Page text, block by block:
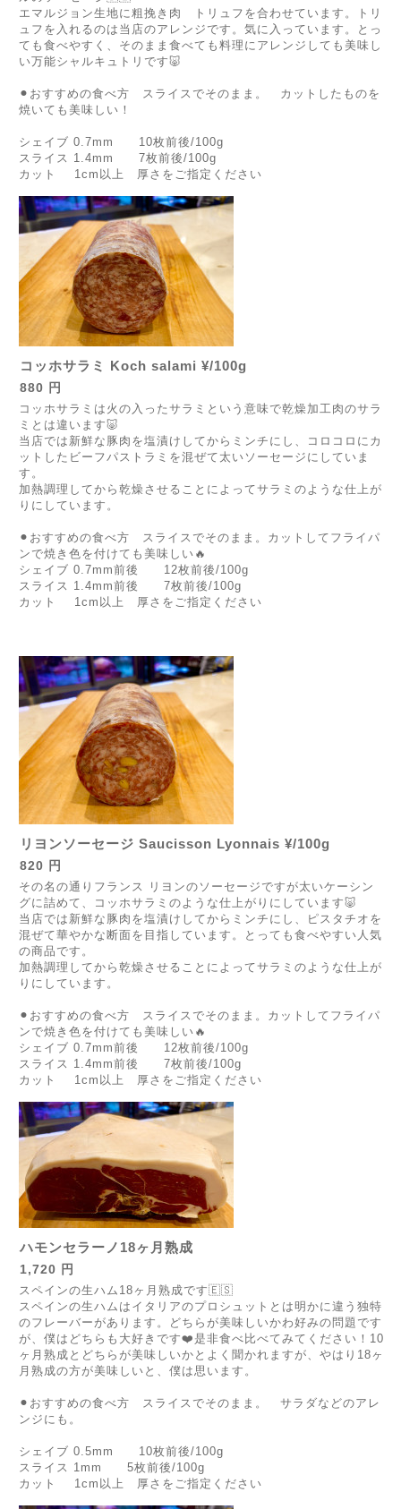
エマルジョン生地に粗挽き肉 トリュフを合わせています。トリ
ュフを入れるのは当店のアレンジです。気に入っています。とっ
ても食べやすく、そのまま食べても料理にアレンジしても美味し
い万能シャルキュトリです🐷
⚫︎おすすめの食べ方 スライスでそのまま。 カットしたものを
焼いても美味しい！
シェイブ 0.7mm 10枚前後/100g
スライス 1.4mm 7枚前後/100g
カット 1cm以上 厚さをご指定ください
コッホサラミ Koch salami ¥/100g
880 円
コッホサラミは火の入ったサラミという意味で乾燥加工肉のサラ
ミとは違います🐷
当店では新鮮な豚肉を塩漬けしてからミンチにし、コロコロにカ
ットしたビーフパストラミを混ぜて太いソーセージにしていま
す。
加熱調理してから乾燥させることによってサラミのような仕上が
りにしています。
⚫︎おすすめの食べ方 スライスでそのまま。カットしてフライパ
ンで焼き色を付けても美味しい🔥
シェイブ 0.7mm前後 12枚前後/100g
スライス 1.4mm前後 7枚前後/100g
カット 1cm以上 厚さをご指定ください
リヨンソーセージ Saucisson Lyonnais ¥/100g
820 円
その名の通りフランス リヨンのソーセージですが太いケーシン
グに詰めて、コッホサラミのような仕上がりにしています🐷
当店では新鮮な豚肉を塩漬けしてからミンチにし、ピスタチオを
混ぜて華やかな断面を目指しています。とっても食べやすい人気
の商品です。
加熱調理してから乾燥させることによってサラミのような仕上が
りにしています。
⚫︎おすすめの食べ方 スライスでそのまま。カットしてフライパ
ンで焼き色を付けても美味しい🔥
シェイブ 0.7mm前後 12枚前後/100g
スライス 1.4mm前後 7枚前後/100g
カット 1cm以上 厚さをご指定ください
ハモンセラーノ18ヶ月熟成
1,720 円
スペインの生ハム18ヶ月熟成です🇪🇸
スペインの生ハムはイタリアのプロシュットとは明かに違う独特
のフレーバーがあります。どちらが美味しいかわ好みの問題です
が、僕はどちらも大好きです❤️是非食べ比べてみてください！10
ヶ月熟成とどちらが美味しいかとよく聞かれますが、やはり18ヶ
月熟成の方が美味しいと、僕は思います。
⚫︎おすすめの食べ方 スライスでそのまま。 サラダなどのアレ
ンジにも。
シェイブ 0.5mm 10枚前後/100g
スライス 1mm 5枚前後/100g
カット 1cm以上 厚さをご指定ください